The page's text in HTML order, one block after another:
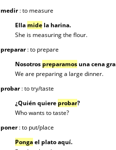
medir: to measure
Ella mide la harina.
She is measuring the flour.
preparar: to prepare
Nosotros preparamosuna cena
We are preparing a large dinner.
probar: to try/taste
¿Quién quiere probar?
Who wants to taste?
poner: to put/place
Pongael plato aquí.